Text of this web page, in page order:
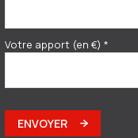
Votre apport (en €) *
ENVOYER